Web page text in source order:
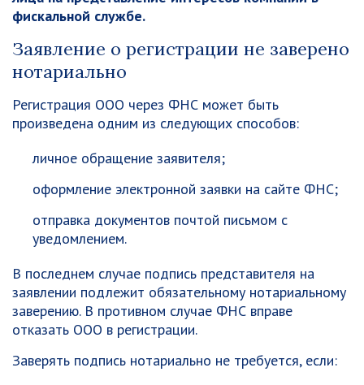
фискальной службе.
Заявление о регистрации не заверено
нотариально
Регистрация ООО через ФНС может быть
произведена одним из следующих способов:
личное обращение заявителя;
оформление электронной заявки на сайте ФНС;
отправка документов почтой письмом с
уведомлением.
В последнем случае подпись представителя на
заявлении подлежит обязательному нотариальному
заверению. В противном случае ФНС вправе
отказать ООО в регистрации.
Заверять подпись нотариально не требуется, если: